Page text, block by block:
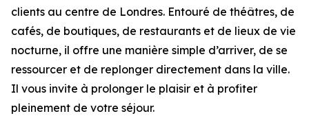
clients au centre de Londres. Entouré de théâtres, de
cafés, de boutiques, de restaurants et de lieux de vie
nocturne, il offre une manière simple d’arriver, de se
ressourcer et de replonger directement dans la ville.
Il vous invite à prolonger le plaisir et à profiter
pleinement de votre séjour.